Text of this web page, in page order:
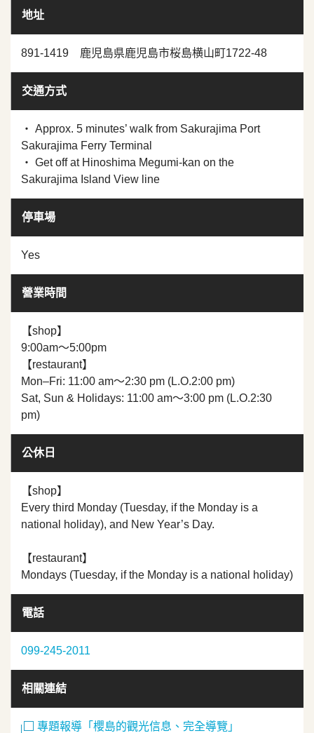
地址
891-1419 鹿児島県鹿児島市桜島横山町1722-48
交通方式
・ Approx. 5 minutes’ walk from Sakurajima Port
Sakurajima Ferry Terminal
・ Get off at Hinoshima Megumi-kan on the
Sakurajima Island View line
停車場
Yes
營業時間
【shop】
9:00am～5:00pm
【restaurant】
Mon–Fri: 11:00 am～2:30 pm (L.O.2:00 pm)
Sat, Sun & Holidays: 11:00 am～3:00 pm (L.O.2:30
pm)
公休日
【shop】
Every third Monday (Tuesday, if the Monday is a
national holiday), and New Year’s Day.
【restaurant】
Mondays (Tuesday, if the Monday is a national holiday)
電話
099-245-2011
相關連結
專題報導「櫻島的觀光信息、完全導覽」